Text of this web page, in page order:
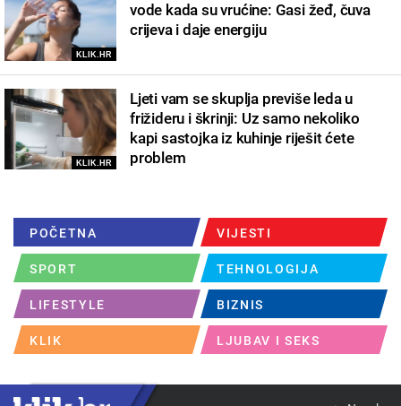
KLIK.HR
vode kada su vrućine: Gasi žeđ, čuva
crijeva i daje energiju
KLIK.HR
Ljeti vam se skuplja previše leda u
frižideru i škrinji: Uz samo nekoliko
kapi sastojka iz kuhinje riješit ćete
problem
POČETNA VIJESTI
SPORT TEHNOLOGIJA
LIFESTYLE BIZNIS
KLIK LJUBAV I SEKS